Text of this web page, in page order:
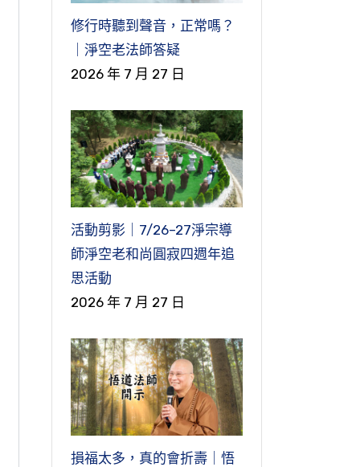
修行時聽到聲音，正常嗎？
｜淨空老法師答疑
2026 年 7 月 27 日
活動剪影｜7/26–27淨宗導
師淨空老和尚圓寂四週年追
思活動
2026 年 7 月 27 日
損福太多，真的會折壽｜悟